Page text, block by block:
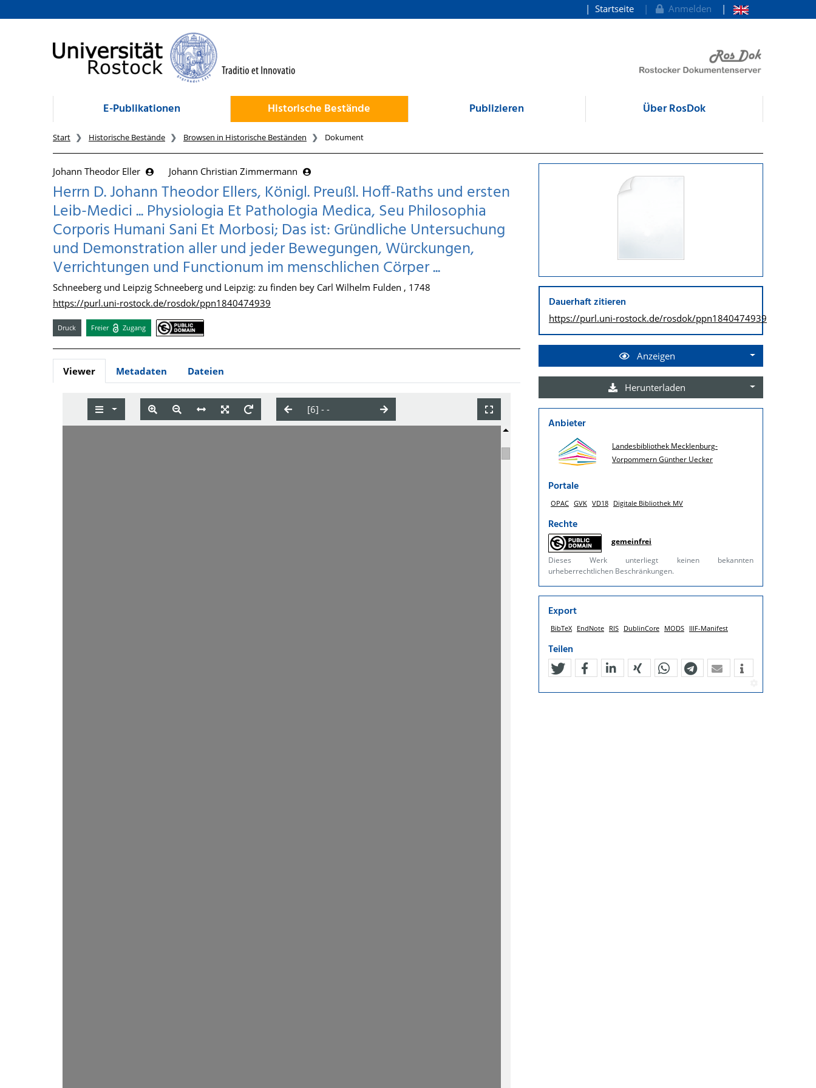
zum Inhalt
Startseite Anmelden
E-Publikationen Historische Bestände Publizieren Über RosDok
Start Historische Bestände Browsen in Historische Beständen Dokument
Johann Theodor Eller Johann Christian Zimmermann
Herrn D. Johann Theodor Ellers, Königl. Preußl. Hoff-Raths und ersten
Leib-Medici ... Physiologia Et Pathologia Medica, Seu Philosophia
Corporis Humani Sani Et Morbosi; Das ist: Gründliche Untersuchung
und Demonstration aller und jeder Bewegungen, Würckungen,
Verrichtungen und Functionum im menschlichen Cörper ...
Schneeberg und Leipzig Schneeberg und Leipzig: zu finden bey Carl Wilhelm Fulden , 1748
https://purl.uni-rostock.de/rosdok/ppn1840474939
Druck Freier Zugang
Viewer Metadaten Dateien
Dauerhaft zitieren
https://purl.uni-rostock.de/rosdok/ppn1840474939
Anzeigen
Herunterladen
Anbieter
Landesbibliothek Mecklenburg-
Vorpommern Günther Uecker
Portale
OPAC GVK VD18 Digitale Bibliothek MV
Rechte
gemeinfrei
Dieses Werk unterliegt keinen bekannten
urheberrechtlichen Beschränkungen.
Export
BibTeX EndNote RIS DublinCore MODS IIIF-Manifest
Teilen